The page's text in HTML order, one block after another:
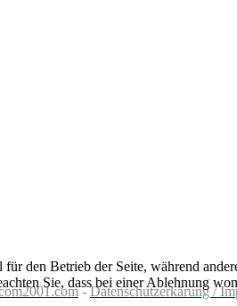
-Datenschutzerkärung /
den Betrieb der Seite, während
Sie, dass bei einer Ablehnung